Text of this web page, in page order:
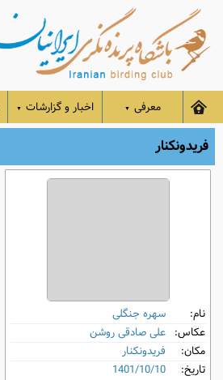
معرفی ▼ اخبار و گزارشات ▼
فریدونکنار
نام:
سهره جنگلی
عکاس: علی صادقی روشن
مکان:
فریدونکنار
تاریخ:
1401/10/10